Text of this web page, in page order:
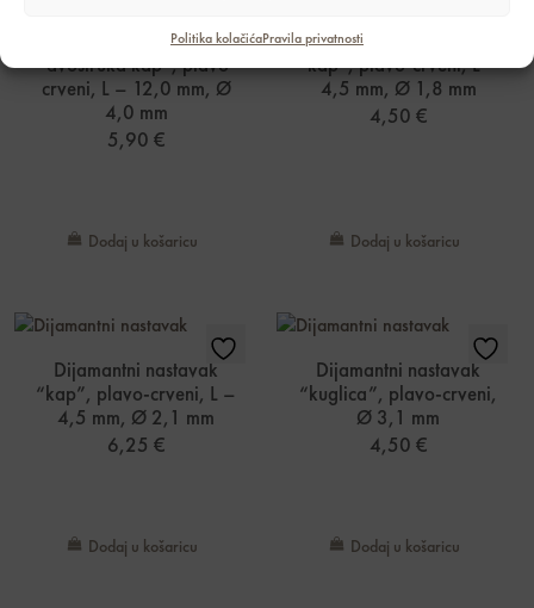
Politika kolačićaPravila privatnosti
Dijamantni nastavak
“dvostruka kap”, plavo-
crveni, L – 12,0 mm, Ø
4,0 mm
5,90 €
Dodaj u košaricu
Dijamantni nastavak
“kap”, plavo-crveni, L –
4,5 mm, Ø 1,8 mm
4,50 €
Dodaj u košaricu
Dijamantni nastavak
“kap”, plavo-crveni, L –
4,5 mm, Ø 2,1 mm
6,25 €
Dodaj u košaricu
Dijamantni nastavak
“kuglica”, plavo-crveni,
Ø 3,1 mm
4,50 €
Dodaj u košaricu